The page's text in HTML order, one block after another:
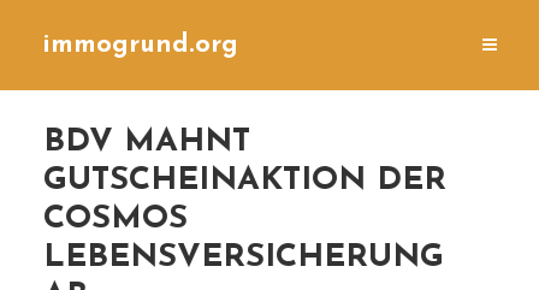
immogrund.org
BDV MAHNT
GUTSCHEINAKTION DER
COSMOS
LEBENSVERSICHERUNG